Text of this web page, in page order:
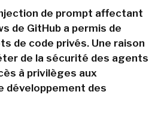
de prompt affectant
de GitHub a permis de
de code privés. Une raison
de la sécurité des agents
à privilèges aux
développement des